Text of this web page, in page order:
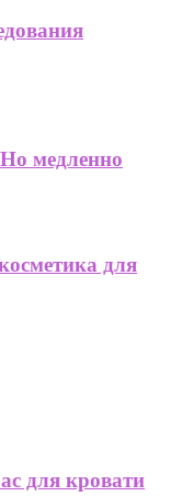
медленно
для
для кровати